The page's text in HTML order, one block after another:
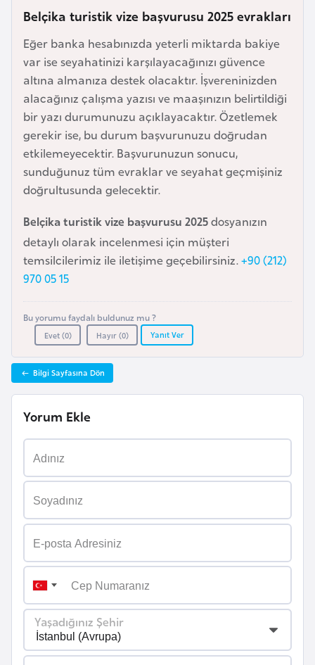
Belçika turistik vize başvurusu 2025 evrakları
Eğer banka hesabınızda yeterli miktarda bakiye
var ise seyahatinizi karşılayacağınızı güvence
altına almanıza destek olacaktır. İşvereninizden
alacağınız çalışma yazısı ve maaşınızın belirtildiği
bir yazı durumunuzu açıklayacaktır. Özetlemek
gerekir ise, bu durum başvurunuzu doğrudan
etkilemeyecektir. Başvurunuzun sonucu,
sunduğunuz tüm evraklar ve seyahat geçmişiniz
doğrultusunda gelecektir.
Belçika turistik vize başvurusu 2025dosyanızın
detaylı olarak incelenmesi için müşteri
temsilcilerimiz ile iletişime geçebilirsiniz.+90 (212)
970 05 15
Bu yorumu faydalı buldunuz mu ?
Evet (0) Hayır (0) Yanıt Ver
Bilgi Sayfasına Dön
Yorum Ekle
Yaşadığınız Şehir
h
e
y
n
B
a
n
g
l
a
d
e
ş
B
a
r
s
e
ç
a
B
n